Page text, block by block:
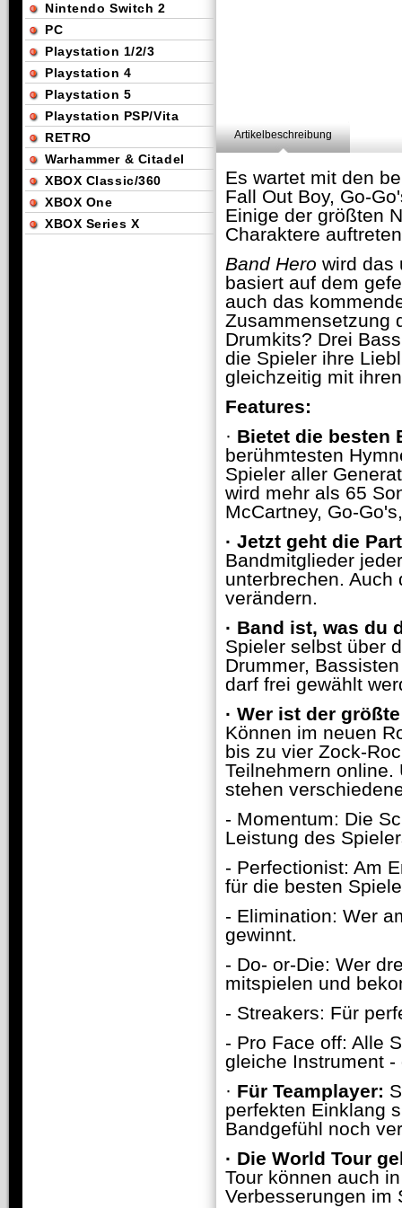
Artikelbeschreibung
Es wartet mit den
Fall Out Boy, Go-
Einige der größten
Charaktere
Band Hero wird das
basiert auf dem
auch das
Zusammensetzung
Drumkits? Drei
die Spieler ihre
gleichzeitig mit
Features:
· Bietet die besten
berühmtesten
Spieler aller
wird mehr als 65
McCartney, Go-
· Jetzt geht die
Bandmitglieder
unterbrechen.
verändern.
· Band ist, was du
Spieler selbst über
Drummer,
darf frei gewählt
· Wer ist der
Können im neuen
bis zu vier Zock-
Teilnehmern
stehen
- Momentum: Die
Leistung des
- Perfectionist: Am
für die besten
- Elimination: Wer
gewinnt.
- Do- or-Die: Wer
mitspielen und
- Streakers: Für
- Pro Face off: Alle
gleiche Instrument
· Für Teamplayer:
perfekten Einklang
Bandgefühl noch
· Die World Tour
Tour können auch
Verbesserungen im
Nintendo Switch 2
PC
Playstation 1/2/3
Playstation 4
Playstation 5
Playstation PSP/Vita
RETRO
Warhammer & Citadel
XBOX Classic/360
XBOX One
XBOX Series X